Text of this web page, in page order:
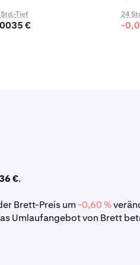
Tief
€
24
-
€.
Brett-Preis um-0,60 %
Umlaufangebot von Brett